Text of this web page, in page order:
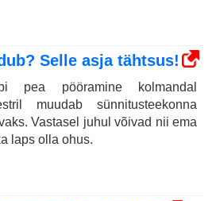
Selle asja tähtsus!
pea pööramine kolmandal
muudab sünnitusteekonna
Vastasel juhul võivad nii ema
laps olla ohus.